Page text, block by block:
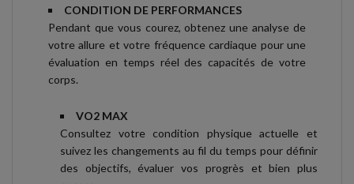
CONDITION DE PERFORMANCES
Pendant que vous courez, obtenez une analyse de
votre allure et votre fréquence cardiaque pour une
évaluation en temps réel des capacités de votre
corps.
VO2 MAX
Consultez votre condition physique actuelle et
suivez les changements au fil du temps pour définir
des objectifs, évaluer vos progrès et bien plus